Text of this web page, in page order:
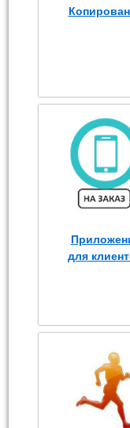
для